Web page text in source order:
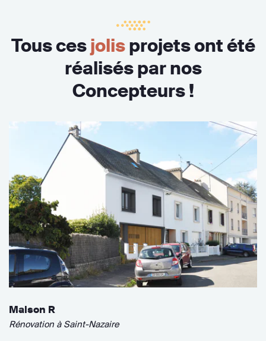
Tous cesjolisprojets ont été
réalisés par nos
Concepteurs !
Maison R
Rénovation à Saint-Nazaire